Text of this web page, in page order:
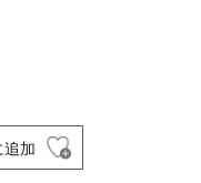
加